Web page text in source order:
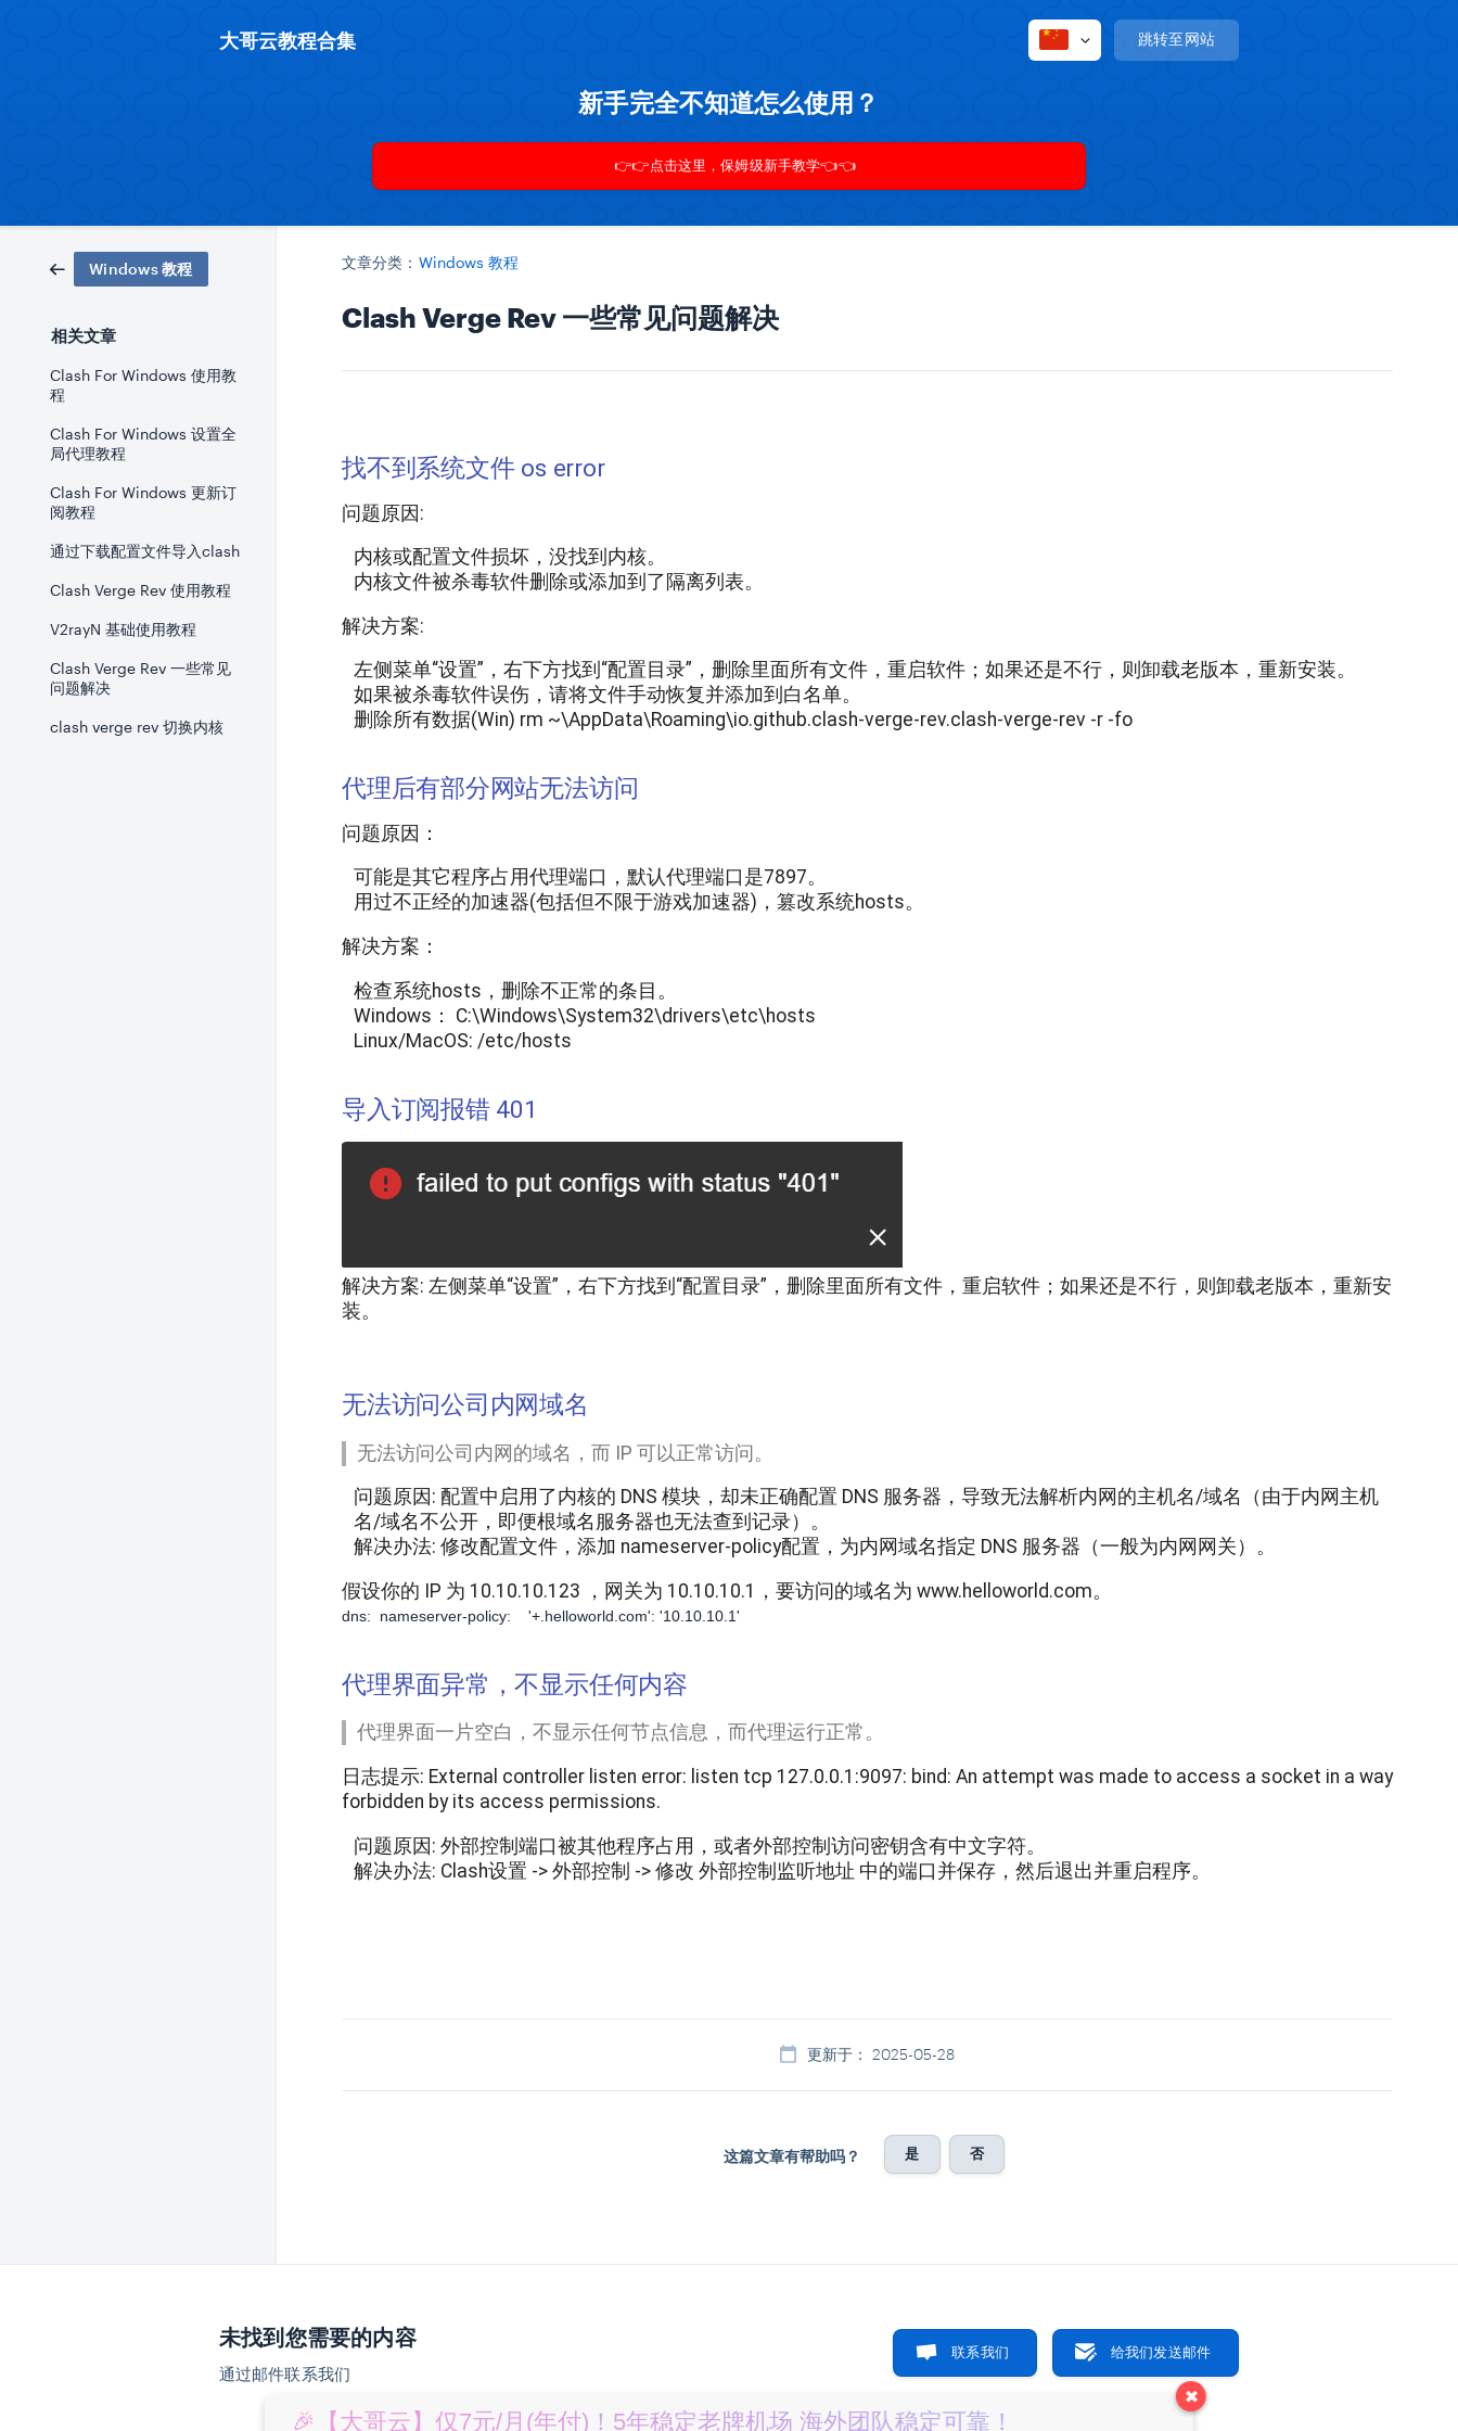
大哥云教程合集 跳转至网站
新手完全不知道怎么使用？
👉👉点击这里，保姆级新手教学👈👈
Windows 教程
相关文章
Clash For Windows 使用教
程
Clash For Windows 设置全
局代理教程
Clash For Windows 更新订
阅教程
通过下载配置文件导入clash
Clash Verge Rev 使用教程
V2rayN 基础使用教程
Clash Verge Rev 一些常见
问题解决
clash verge rev 切换内核
文章分类： Windows 教程
Clash Verge Rev 一些常见问题解决
找不到系统文件 os error
问题原因:
内核或配置文件损坏，没找到内核。
内核文件被杀毒软件删除或添加到了隔离列表。
解决方案:
左侧菜单“设置”，右下方找到“配置目录”，删除里面所有文件，重启软件；如果还是不行，则卸载老版本，重新安装。
如果被杀毒软件误伤，请将文件手动恢复并添加到白名单。
删除所有数据(Win) rm ~\AppData\Roaming\io.github.clash-verge-rev.clash-verge-rev -r -fo
代理后有部分网站无法访问
问题原因：
可能是其它程序占用代理端口，默认代理端口是7897。
用过不正经的加速器(包括但不限于游戏加速器)，篡改系统hosts。
解决方案：
检查系统hosts ，删除不正常的条目。
Windows： C:\Windows\System32\drivers\etc\hosts
Linux/MacOS: /etc/hosts
导入订阅报错 401
解决方案: 左侧菜单“设置”，右下方找到“配置目录”，删除里面所有文件，重启软件；如果还是不行，则卸载老版本，重新安
装。
无法访问公司内网域名
无法访问公司内网的域名，而 IP 可以正常访问。
问题原因: 配置中启用了内核的 DNS 模块，却未正确配置 DNS 服务器，导致无法解析内网的主机名/域名（由于内网主机
名/域名不公开，即便根域名服务器也无法查到记录）。
解决办法: 修改配置文件，添加 nameserver-policy配置，为内网域名指定 DNS 服务器（一般为内网网关）。
假设你的 IP 为 10.10.10.123 ，网关为 10.10.10.1 ，要访问的域名为 www.helloworld.com。
dns:  nameserver-policy:    '+.helloworld.com': '10.10.10.1'
代理界面异常，不显示任何内容
代理界面一片空白，不显示任何节点信息，而代理运行正常。
日志提示: External controller listen error: listen tcp 127.0.0.1:9097: bind: An attempt was made to access a socket in a way
forbidden by its access permissions.
问题原因: 外部控制端口被其他程序占用，或者外部控制访问密钥含有中文字符。
解决办法: Clash设置 -> 外部控制 -> 修改 外部控制监听地址 中的端口并保存，然后退出并重启程序。
更新于： 2025-05-28
这篇文章有帮助吗？ 是 否
✖
🎉【大哥云】仅7元/月(年付)！5年稳定老牌机场 海外团队稳定可靠！
未找到您需要的内容
通过邮件联系我们
联系我们 给我们发送邮件